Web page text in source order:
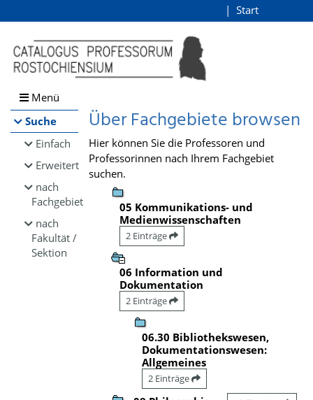
Browsen
direkt zum Inhalt
Start
Menü
Suche
Einfach
Erweitert
nach
Fachgebiet
nach
Fakultät /
Sektion
Über Fachgebiete browsen
Hier können Sie die Professoren und
Professorinnen nach Ihrem Fachgebiet
suchen.
05 Kommunikations- und
Medienwissenschaften
2 Einträge
06 Information und
Dokumentation
2 Einträge
06.30 Bibliothekswesen,
Dokumentationswesen:
Allgemeines
2 Einträge